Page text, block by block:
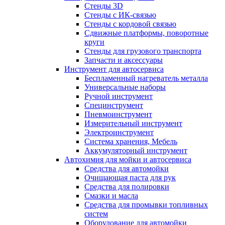
Стенды 3D
Стенды с ИК-связью
Стенды с кордовой связью
Сдвижные платформы, поворотные
круги
Стенды для грузового транспорта
Запчасти и аксессуары
Инструмент для автосервиса
Беспламенный нагреватель металла
Универсальные наборы
Ручной инструмент
Специнструмент
Пневмоинструмент
Измерительный инструмент
Электроинструмент
Система хранения, Мебель
Аккумуляторный инструмент
Автохимия для мойки и автосервиса
Средства для автомойки
Очищающая паста для рук
Средства для полировки
Смазки и масла
Средства для промывки топливных
систем
Оборудование для автомойки